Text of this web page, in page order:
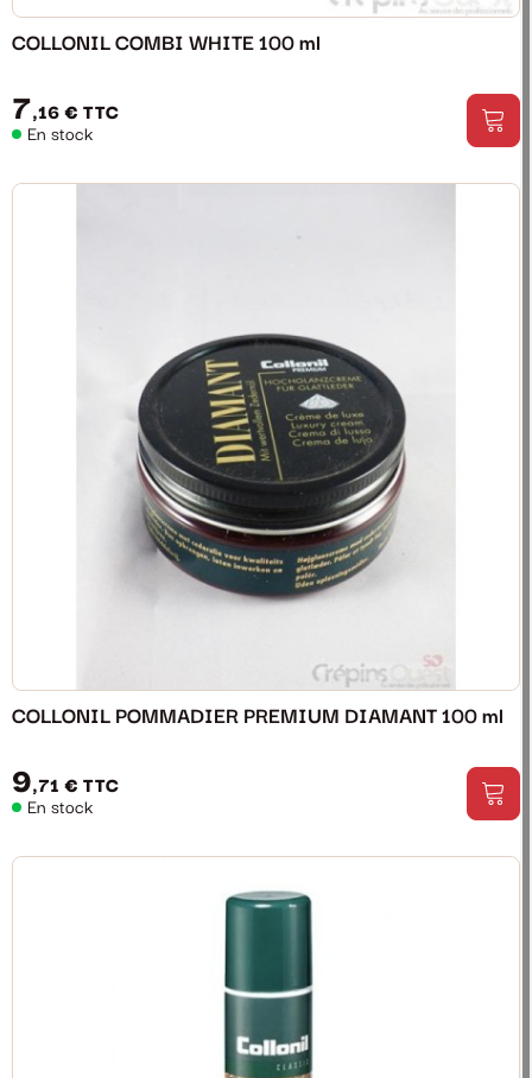
COLLONIL COMBI WHITE 100 ml
7,16 € TTC
En stock
COLLONIL POMMADIER PREMIUM DIAMANT 100 ml
9,71 € TTC
En stock